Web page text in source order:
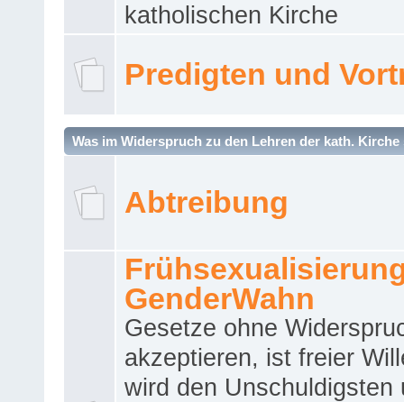
katholischen Kirche
Predigten und
Was im Widerspruch zu den Lehren der kath. Kirche
Abtreibung
GenderWahn
Gesetze ohne
akzeptieren, ist freier
wird den Unschuldigsten